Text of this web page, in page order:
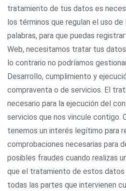
tratamiento de tus datos es
los términos que regulan el uso
palabras, para que puedas
Web, necesitamos tratar tus
lo contrario no podríamos
Desarrollo, cumplimiento y
compraventa o de servicios. El
necesario para la ejecución del
servicios que nos vincule contigo.
tenemos un interés legítimo para
comprobaciones necesarias para
posibles fraudes cuando realizas
que el tratamiento de estos
todas las partes que intervienen